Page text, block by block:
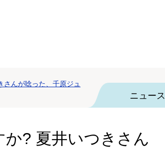
さんが唸った、千原ジュ
ニュース
か? 夏井いつきさん